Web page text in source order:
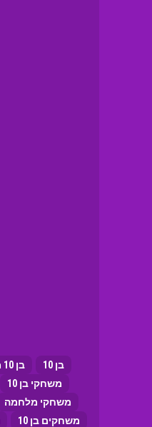
בן 10 בן 10 משחקים
משחקי בן 10
משחקי מלחמה
משחקים בן 10